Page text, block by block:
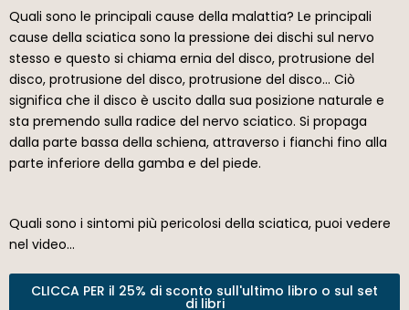
Quali sono le principali cause della malattia? Le principali
cause della sciatica sono la pressione dei dischi sul nervo
stesso e questo si chiama ernia del disco, protrusione del
disco, protrusione del disco, protrusione del disco… Ciò
significa che il disco è uscito dalla sua posizione naturale e
sta premendo sulla radice del nervo sciatico. Si propaga
dalla parte bassa della schiena, attraverso i fianchi fino alla
parte inferiore della gamba e del piede.
Quali sono i sintomi più pericolosi della sciatica, puoi vedere
nel video…
CLICCA PER il 25% di sconto sull'ultimo libro o sul set
di libri